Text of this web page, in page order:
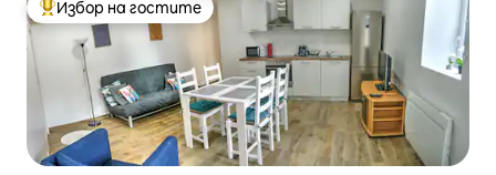
Най-популярен избор на гостите
Избор на гостите